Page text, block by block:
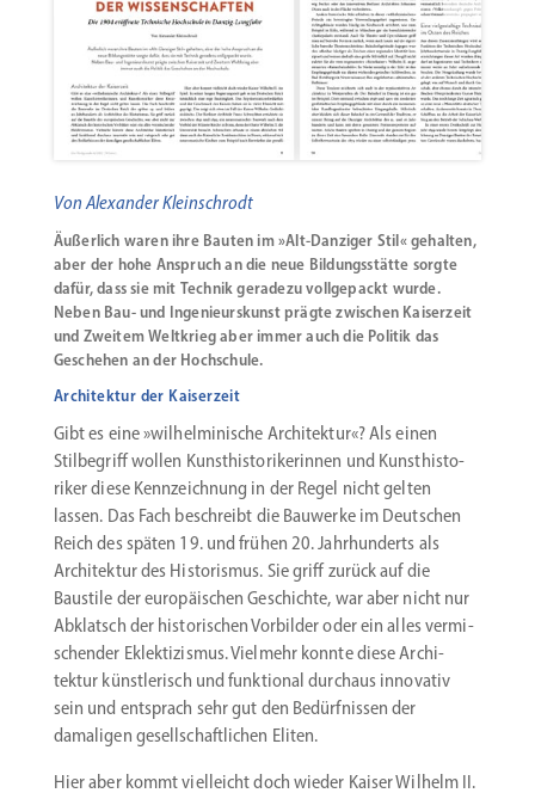
Von Alexander Kleinschrodt
Äußerlich waren ihre Bauten im »Alt-Danziger Stil« gehalten,
aber der hohe Anspruch an die neue Bildungsstätte sorgte
dafür, dass sie mit Technik geradezu vollgepackt wurde.
Neben Bau- und Ingenieurskunst prägte zwischen Kaiserzeit
und Zweitem Weltkrieg aber immer auch die Politik das
Geschehen an der Hochschule.
Architektur der Kaiserzeit
Gibt es eine »wilhel­mi­nische Archi­tektur«? Als einen
Stilbe­griff wollen Kunst­his­to­ri­ke­rinnen und Kunst­his­to­
riker diese Kennzeichnung in der Regel nicht gelten
lassen. Das Fach beschreibt die Bauwerke im Deutschen
Reich des späten 19. und frühen 20. Jahrhun­derts als
Archi­tektur des Histo­rismus. Sie griff zurück auf die
Baustile der europäi­schen Geschichte, war aber nicht nur
Abklatsch der histo­ri­schen Vorbilder oder ein alles vermi­
schender Eklek­ti­zismus. Vielmehr konnte diese Archi­
tektur künst­le­risch und funktional durchaus innovativ
sein und entsprach sehr gut den Bedürf­nissen der
damaligen gesell­schaft­lichen Eliten.
Hier aber kommt vielleicht doch wieder Kaiser Wilhelm II.